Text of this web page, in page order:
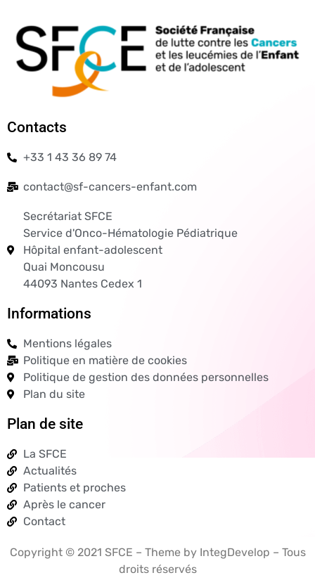
Contacts
+33 1 43 36 89 74
contact@sf-cancers-enfant.com
Secrétariat SFCE
Service d'Onco-Hématologie Pédiatrique
Hôpital enfant-adolescent
Quai Moncousu
44093 Nantes Cedex 1
Informations
Mentions légales
Politique en matière de cookies
Politique de gestion des données personnelles
Plan du site
Plan de site
La SFCE
Actualités
Patients et proches
Après le cancer
Contact
Copyright © 2021 SFCE – Theme by IntegDevelop – Tous
droits réservés